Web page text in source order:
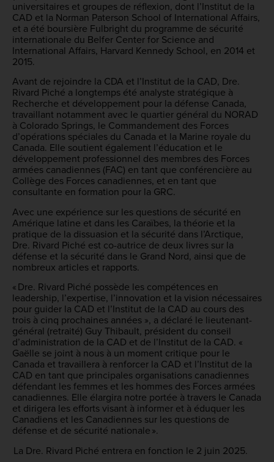
universitaires et groupes de réflexion, dont l’Institut de la
CAD et la Norman Paterson School of International Affairs,
et a été boursière Fulbright du programme de sécurité
internationale du Belfer Center for Science and
International Affairs, Harvard Kennedy School, en 2014 et
2015.
Avant de rejoindre la CDA et l’Institut de la CAD, Dre.
Rivard Piché a longtemps été analyste stratégique à
Recherche et développement pour la défense Canada,
travaillant notamment avec le quartier général du NORAD
à Colorado Springs, le Commandement des Forces
d’opérations spéciales du Canada et la Marine royale du
Canada. Elle soutient également l’éducation et le
développement professionnel des membres des Forces
armées canadiennes (FAC) en tant que conférencière au
Collège des Forces canadiennes, et en tant que
consultante en formation pour la GRC.
Avec une expérience sur les questions de sécurité en
Amérique latine et dans les Caraïbes, la théorie et la
pratique de la dissuasion et la sécurité dans l’Arctique,
Dre. Rivard Piché est co-autrice de deux livres sur la
défense et la sécurité dans le Grand Nord, ainsi que de
nombreux articles et rapports.
« Dre. Rivard Piché possède les compétences en
leadership, l’expertise, l’innovation et la vision nécessaires
pour guider la CAD et l’Institut de la CAD au cours des
trois à cinq prochaines années », a déclaré le lieutenant-
général (retraité) Guy Thibault, président du conseil
d’administration de la CAD et de l’Institut de la CAD. «
Gaëlle se joint à nous à un moment critique pour le
Canada et travaillera à renforcer la CAD et l’Institut de la
CAD en tant que principales organisations canadiennes
défendant les femmes et les hommes des Forces armées
canadiennes. Elle élargira notre portée à travers le Canada
et dirigera les efforts visant à informer et à éduquer les
Canadiens et les Canadiennes sur les questions de
défense et de sécurité nationale ».
La Dre. Rivard Piché entrera en fonction le 2 juin 2025.